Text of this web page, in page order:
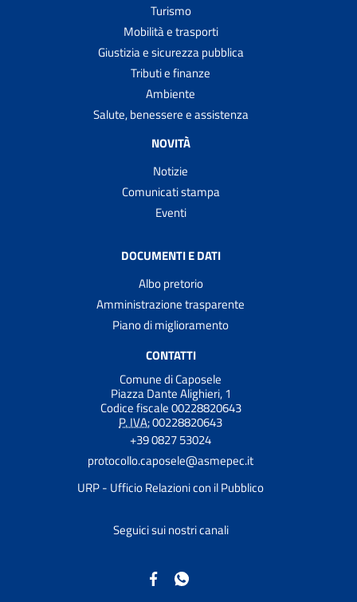
Turismo
Mobilità e trasporti
Giustizia e sicurezza pubblica
Tributi e finanze
Ambiente
Salute, benessere e assistenza
NOVITÀ
Notizie
Comunicati stampa
Eventi
DOCUMENTI E DATI
Albo pretorio
Amministrazione trasparente
Piano di miglioramento
CONTATTI
Comune di Caposele
Piazza Dante Alighieri, 1
Codice fiscale 00228820643
P. IVA:00228820643
+39 0827 53024
protocollo.caposele@asmepec.it
URP - Ufficio Relazioni con il Pubblico
Seguici sui nostri canali